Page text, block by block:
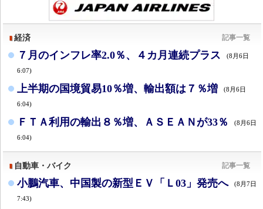
経済 記事一覧
７月のインフレ率2.0％、４カ月連続プラス (8月6日
6:07)
上半期の国境貿易10％増、輸出額は７％増 (8月6日
6:04)
ＦＴＡ利用の輸出８％増、ＡＳＥＡＮが33％ (8月6日
6:04)
自動車・バイク 記事一覧
小鵬汽車、中国製の新型ＥＶ「Ｌ03」発売へ (8月7日
7:43)